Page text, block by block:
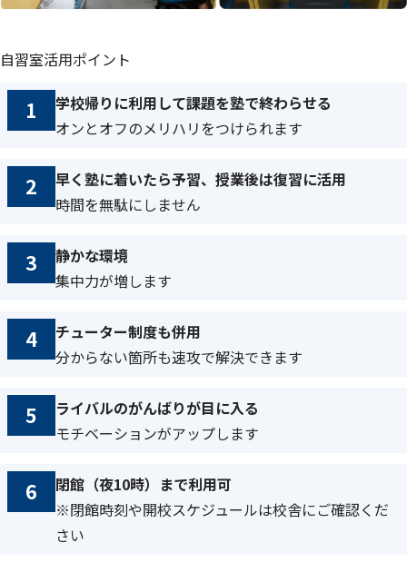
自習室活用ポイント
1
学校帰りに利用して課題を塾で終わらせる
オンとオフのメリハリをつけられます
2
早く塾に着いたら予習、授業後は復習に活用
時間を無駄にしません
3
静かな環境
集中力が増します
4
チューター制度も併用
分からない箇所も速攻で解決できます
5
ライバルのがんばりが目に入る
モチベーションがアップします
6
閉館（夜10時）まで利用可
※閉館時刻や開校スケジュールは校舎にご確認くだ
さい